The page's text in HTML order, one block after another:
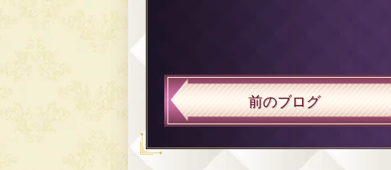
前のブログ